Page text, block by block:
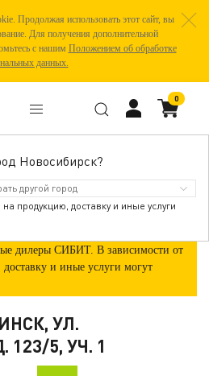
Продолжая использовать этот сайт, вы
Для получения дополнительной
с нашим Положением об обработке
данных.
Новосибирск?
продукцию, доставку и иные услуги
0
дилеры СИБИТ. В зависимости от
и иные услуги могут
УЛ.
5, УЧ. 1